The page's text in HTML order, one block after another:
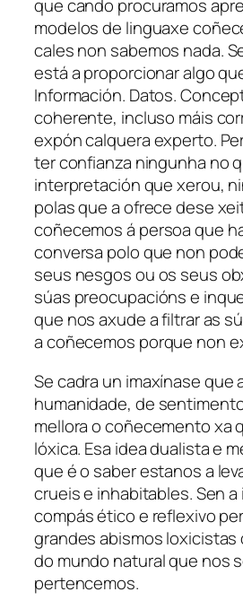
que cando procuramos
modelos de linguaxe
cales non sabemos nada.
está a proporcionar algo
Información. Datos.
coherente, incluso máis
expón calquera experto.
ter confianza ningunha no
interpretación que xerou,
polas que a ofrece dese
coñecemos á persoa que
conversa polo que non
seus nesgos ou os seus
súas preocupacións e
que nos axude a filtrar as
a coñecemos porque non
Se cadra un imaxínase que
humanidade, de
mellora o coñecemento xa
lóxica. Esa idea dualista e
que é o saber estanos a
crueis e inhabitables. Sen
compás ético e reflexivo
grandes abismos loxicistas
do mundo natural que nos
pertencemos.